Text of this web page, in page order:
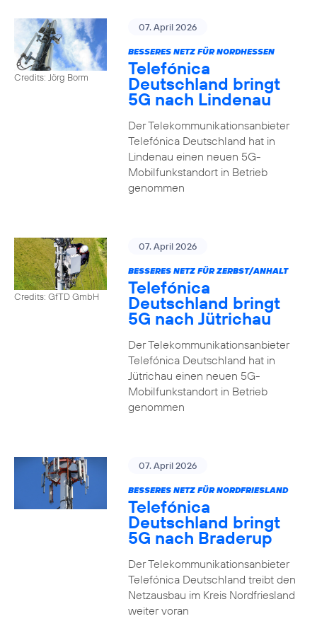
Credits: Jörg Borm
07. April 2026
BESSERES NETZ FÜR NORDHESSEN
Telefónica
Deutschland bringt
5G nach Lindenau
Der Telekommunikationsanbieter
Telefónica Deutschland hat in
Lindenau einen neuen 5G-
Mobilfunkstandort in Betrieb
genommen
Credits: GfTD GmbH
07. April 2026
BESSERES NETZ FÜR ZERBST/ANHALT
Telefónica
Deutschland bringt
5G nach Jütrichau
Der Telekommunikationsanbieter
Telefónica Deutschland hat in
Jütrichau einen neuen 5G-
Mobilfunkstandort in Betrieb
genommen
07. April 2026
BESSERES NETZ FÜR NORDFRIESLAND
Telefónica
Deutschland bringt
5G nach Braderup
Der Telekommunikationsanbieter
Telefónica Deutschland treibt den
Netzausbau im Kreis Nordfriesland
weiter voran